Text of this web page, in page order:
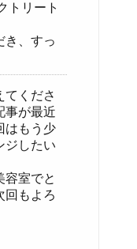
トリート
き、すっ
てくださ
事が最近
はもう少
ジしたい
容室でと
回もよろ